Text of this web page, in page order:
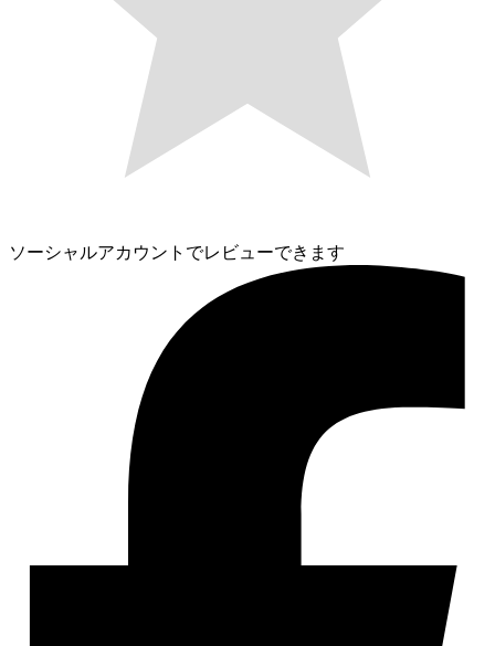
ソーシャルアカウントでレビューできます